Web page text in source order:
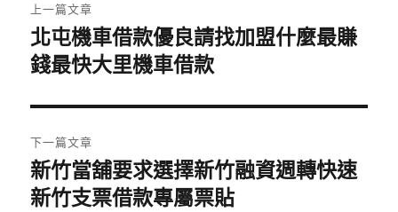
章
導
覽
上一篇文章
上
一
文
章:
北屯機車借款優良請找加盟什麼最賺
錢最快大里機車借款
下一篇文章
下
一
新竹當舖要求選擇新竹融資週轉快速
新竹支票借款專屬票貼